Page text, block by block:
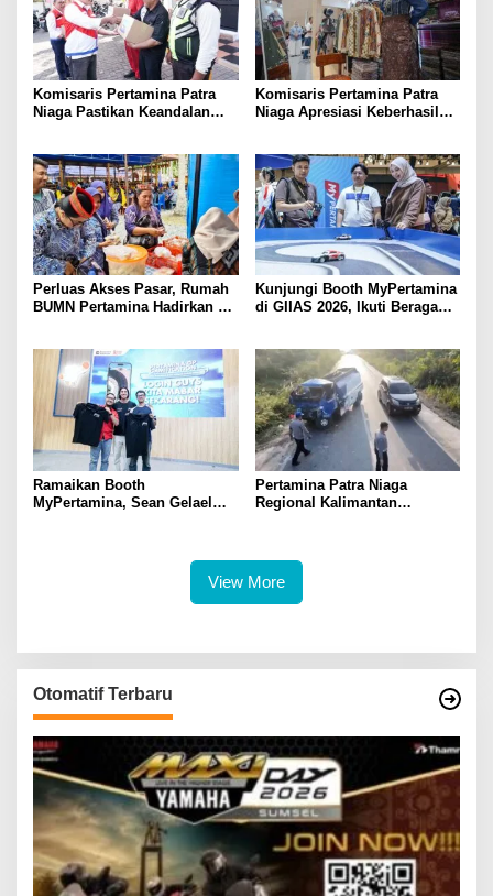
Komisaris Pertamina Patra
Niaga Pastikan Keandalan
Wisatawan
Komisaris Pertamina Patra
Niaga Apresiasi Keberhasilan
Perluas Akses Pasar, Rumah
BUMN Pertamina Hadirkan 13
Kunjungi Booth MyPertamina
di GIIAS 2026, Ikuti Beragam
Ramaikan Booth
MyPertamina, Sean Gelael
Pertamina Patra Niaga
Regional Kalimantan
Terdaftar sebagai Armada
Operasional
View More
Otomatif Terbaru